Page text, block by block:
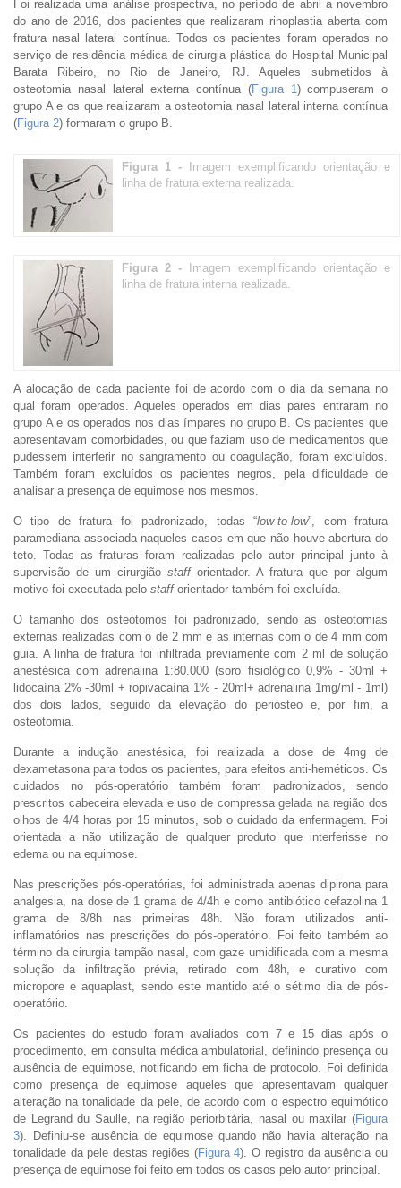
Foi realizada uma análise prospectiva, no período de abril a novembro
do ano de 2016, dos pacientes que realizaram rinoplastia aberta com
fratura nasal lateral contínua. Todos os pacientes foram operados no
serviço de residência médica de cirurgia plástica do Hospital Municipal
Barata Ribeiro, no Rio de Janeiro, RJ. Aqueles submetidos à
osteotomia nasal lateral externa contínua (Figura 1 ) compuseram o
grupo A e os que realizaram a osteotomia nasal lateral interna contínua
(Figura 2) formaram o grupo B.
Figura 1 -
Imagem exemplificando orientação e
linha de fratura externa realizada.
Figura 2 -
Imagem exemplificando orientação e
linha de fratura interna realizada.
A alocação de cada paciente foi de acordo com o dia da semana no
qual foram operados. Aqueles operados em dias pares entraram no
grupo A e os operados nos dias ímpares no grupo B. Os pacientes que
apresentavam comorbidades, ou que faziam uso de medicamentos que
pudessem interferir no sangramento ou coagulação, foram excluídos.
Também foram excluídos os pacientes negros, pela dificuldade de
analisar a presença de equimose nos mesmos.
O tipo de fratura foi padronizado, todas “low-to-low”, com fratura
paramediana associada naqueles casos em que não houve abertura do
teto. Todas as fraturas foram realizadas pelo autor principal junto à
supervisão de um cirurgião stafforientador. A fratura que por algum
motivo foi executada pelo stafforientador também foi excluída.
O tamanho dos osteótomos foi padronizado, sendo as osteotomias
externas realizadas com o de 2 mm e as internas com o de 4 mm com
guia. A linha de fratura foi infiltrada previamente com 2 ml de solução
anestésica com adrenalina 1:80.000 (soro fisiológico 0,9% - 30ml +
lidocaína 2% -30ml + ropivacaína 1% - 20ml+ adrenalina 1mg/ml - 1ml)
dos dois lados, seguido da elevação do periósteo e, por fim, a
osteotomia.
Durante a indução anestésica, foi realizada a dose de 4mg de
dexametasona para todos os pacientes, para efeitos anti-heméticos. Os
cuidados no pós-operatório também foram padronizados, sendo
prescritos cabeceira elevada e uso de compressa gelada na região dos
olhos de 4/4 horas por 15 minutos, sob o cuidado da enfermagem. Foi
orientada a não utilização de qualquer produto que interferisse no
edema ou na equimose.
Nas prescrições pós-operatórias, foi administrada apenas dipirona para
analgesia, na dose de 1 grama de 4/4h e como antibiótico cefazolina 1
grama de 8/8h nas primeiras 48h. Não foram utilizados anti-
inflamatórios nas prescrições do pós-operatório. Foi feito também ao
término da cirurgia tampão nasal, com gaze umidificada com a mesma
solução da infiltração prévia, retirado com 48h, e curativo com
micropore e aquaplast, sendo este mantido até o sétimo dia de pós-
operatório.
Os pacientes do estudo foram avaliados com 7 e 15 dias após o
procedimento, em consulta médica ambulatorial, definindo presença ou
ausência de equimose, notificando em ficha de protocolo. Foi definida
como presença de equimose aqueles que apresentavam qualquer
alteração na tonalidade da pele, de acordo com o espectro equimótico
de Legrand du Saulle, na região periorbitária, nasal ou maxilar (Figura
3). Definiu-se ausência de equimose quando não havia alteração na
tonalidade da pele destas regiões (Figura 4). O registro da ausência ou
presença de equimose foi feito em todos os casos pelo autor principal.